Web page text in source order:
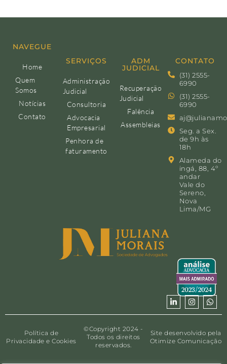
NAVEGUE
Home
Quem
Somos
Notícias
Contato
SERVIÇOS
Administração
Judicial
Consultoria
Advocacia
Empresarial
Penhora de
faturamento
ADM
JUDICIAL
Recuperação
Judicial
Falência
Assembleias
CONTATO
(31) 2555-
6990
(31) 2555-
6990
Seg. a Sex.
de 9h às
18h
Alameda do
ingá, 88, 4º
andar
Vale do
Sereno,
Nova
Lima/MG
Política de
Privacidade e Cookies
©Copyright 2024 -
Todos os direitos
reservados.
Site desenvolvido pela
Otimize Comunicação